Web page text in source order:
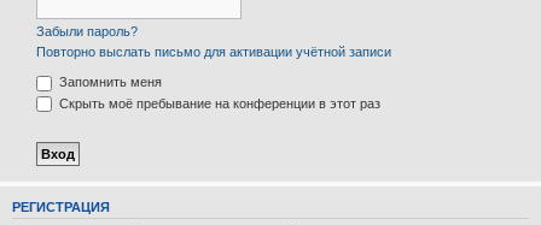
Забыли пароль?
Повторно выслать письмо для активации учётной записи
Запомнить меня
Скрыть моё пребывание на конференции в этот раз
РЕГИСТРАЦИЯ